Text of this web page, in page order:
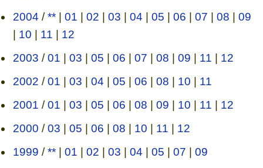
2004 /**| 01 | 02 | 03 | 04 | 05 | 06 | 07 | 08 | 09
| 10 | 11 | 12
2003 /01 | 03 | 05 | 06 | 07 | 08 | 09 | 11 | 12
2002 /01 | 03 | 04 | 05 | 06 | 08 | 10 | 11
2001 /01 | 03 | 05 | 06 | 08 | 09 | 10 | 11 | 12
2000 /03 | 05 | 06 | 08 | 10 | 11 | 12
1999 /**| 01 | 02 | 03 | 04 | 05 | 07 | 09